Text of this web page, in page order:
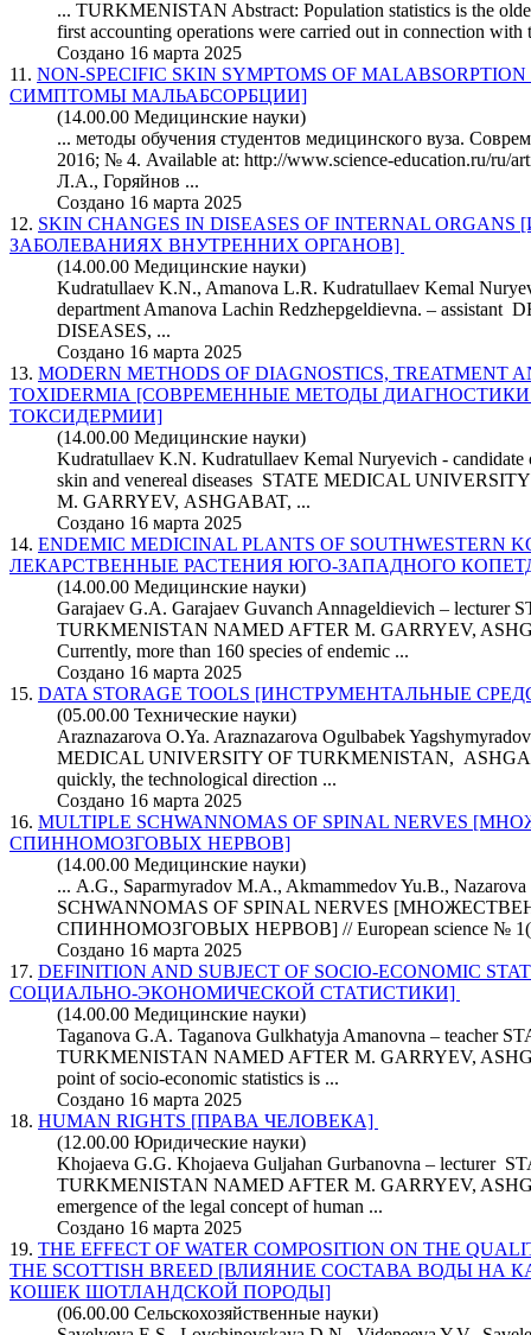
... TURKMENISTAN Abstract: Population statistics is the
first accounting operations were carried out in connection
Создано 16 марта 2025
11. NON-SPECIFIC SKIN SYMPTOMS OF
СИМПТОМЫ МАЛЬАБСОРБЦИИ]
(14.00.00 Медицинские науки)
... методы обучения студентов медицинского вуза.
2016; № 4. Available at: http://www.science-education.ru/ru/
Л.А., Горяйнов ...
Создано 16 марта 2025
12. SKIN CHANGES IN DISEASES OF INTERNAL
ЗАБОЛЕВАНИЯХ ВНУТРЕННИХ ОРГАНОВ]
(14.00.00 Медицинские науки)
Kudratullaev K.N., Amanova L.R. Kudratullaev Kemal
department Amanova Lachin Redzhepgeldievna. –
DISEASES, ...
Создано 16 марта 2025
13. MODERN METHODS OF DIAGNOSTICS, TREATMENT
TOXIDERMIA [СОВРЕМЕННЫЕ МЕТОДЫ
ТОКСИДЕРМИИ]
(14.00.00 Медицинские науки)
Kudratullaev K.N. Kudratullaev Kemal Nuryevich -
skin and venereal diseases STATE MEDICAL
M. GARRYEV, ASHGABAT, ...
Создано 16 марта 2025
14. ENDEMIC MEDICINAL PLANTS OF
ЛЕКАРСТВЕННЫЕ РАСТЕНИЯ ЮГО-ЗАПАДНОГО
(14.00.00 Медицинские науки)
Garajaev G.A. Garajaev Guvanch Annageldievich –
TURKMENISTAN NAMED AFTER M. GARRYEV,
Currently, more than 160 species of endemic ...
Создано 16 марта 2025
15. DATA STORAGE TOOLS [ИНСТРУМЕНТАЛЬНЫЕ
(05.00.00 Технические науки)
Araznazarova O.Ya. Araznazarova Ogulbabek
MEDICAL UNIVERSITY OF TURKMENISTAN,
quickly, the technological direction ...
Создано 16 марта 2025
16. MULTIPLE SCHWANNOMAS OF SPINAL
СПИННОМОЗГОВЫХ НЕРВОВ]
(14.00.00 Медицинские науки)
... A.G., Saparmyradov M.A., Akmammedov Yu.B.,
SCHWANNOMAS OF SPINAL NERVES
СПИННОМОЗГОВЫХ НЕРВОВ] // European science №
Создано 16 марта 2025
17. DEFINITION AND SUBJECT OF SOCIO-ECONOMIC
СОЦИАЛЬНО-ЭКОНОМИЧЕСКОЙ СТАТИСТИКИ]
(14.00.00 Медицинские науки)
Taganova G.A. Taganova Gulkhatyja Amanovna – teacher
TURKMENISTAN NAMED AFTER M. GARRYEV,
point of socio-economic statistics is ...
Создано 16 марта 2025
18. HUMAN RIGHTS [ПРАВА ЧЕЛОВЕКА]
(12.00.00 Юридические науки)
Khojaeva G.G. Khojaeva Guljahan Gurbanovna – lecturer
TURKMENISTAN NAMED AFTER M. GARRYEV,
emergence of the legal concept of human ...
Создано 16 марта 2025
19. THE EFFECT OF WATER COMPOSITION ON THE
THE SCOTTISH BREED [ВЛИЯНИЕ СОСТАВА ВОДЫ
КОШЕК ШОТЛАНДСКОЙ ПОРОДЫ]
(06.00.00 Сельскохозяйственные науки)